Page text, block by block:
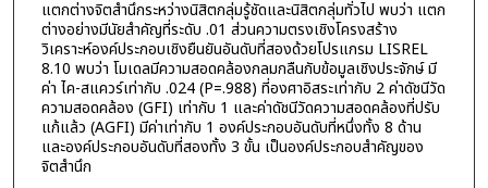
แตกต่างจิตสำนึกระหว่างนิสิตกลุ่มรู้ชัดและนิสิตกลุ่มทั่วไป พบว่า แตก
ต่างอย่างมีนัยสำคัญที่ระดับ .01 ส่วนความตรงเชิงโครงสร้าง
วิเคราะห์องค์ประกอบเชิงยืนยันอันดับที่สองด้วยโปรแกรม LISREL
8.10 พบว่า โมเดลมีความสอดคล้องกลมกลืนกับข้อมูลเชิงประจักษ์ มี
ค่า ไค-สแควร์เท่ากับ .024 (P=.988) ที่องศาอิสระเท่ากับ 2 ค่าดัชนีวัด
ความสอดคล้อง (GFI) เท่ากับ 1 และค่าดัชนีวัดความสอดคล้องที่ปรับ
แก้แล้ว (AGFI) มีค่าเท่ากับ 1 องค์ประกอบอันดับที่หนึ่งทั้ง 8 ด้าน
และองค์ประกอบอันดับที่สองทั้ง 3 ขั้น เป็นองค์ประกอบสำคัญของ
จิตสำนึก